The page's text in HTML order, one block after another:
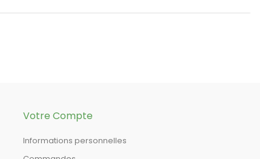
Votre Compte
Informations personnelles